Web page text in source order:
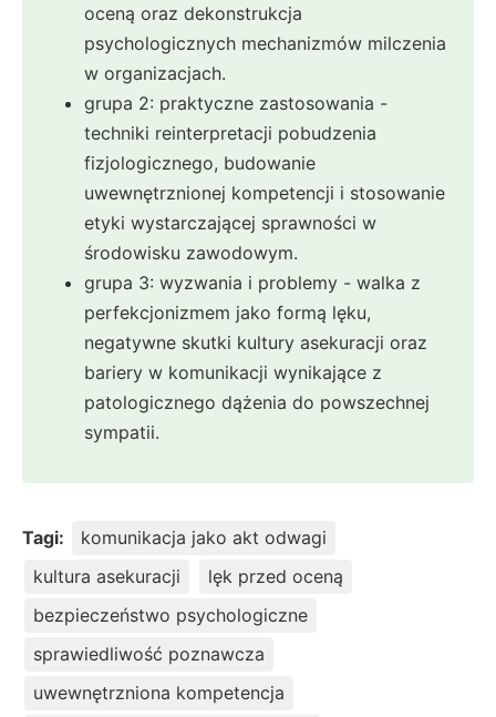
oceną oraz dekonstrukcja
psychologicznych mechanizmów milczenia
w organizacjach.
grupa 2: praktyczne zastosowania -
techniki reinterpretacji pobudzenia
fizjologicznego, budowanie
uwewnętrznionej kompetencji i stosowanie
etyki wystarczającej sprawności w
środowisku zawodowym.
grupa 3: wyzwania i problemy - walka z
perfekcjonizmem jako formą lęku,
negatywne skutki kultury asekuracji oraz
bariery w komunikacji wynikające z
patologicznego dążenia do powszechnej
sympatii.
Tagi:
komunikacja jako akt odwagi
kultura asekuracji
lęk przed oceną
bezpieczeństwo psychologiczne
sprawiedliwość poznawcza
uwewnętrzniona kompetencja